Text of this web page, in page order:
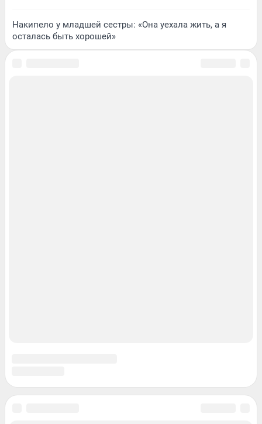
Накипело у младшей сестры: «Она уехала жить, а я
осталась быть хорошей»